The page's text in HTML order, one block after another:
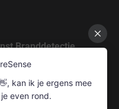
Branddetectie